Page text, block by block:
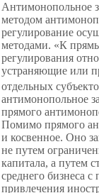
Антимонопольное
методом
регулирование
методами. «К
регулирования
устраняющие или
отдельных
антимонопольное
прямого
Помимо прямого
и косвенное. Оно
не путем
капитала, а путем
среднего бизнеса
привлечения